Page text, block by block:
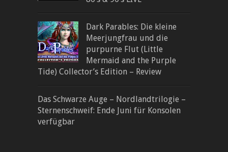
Dark Parables: Die kleine
Meerjungfrau und die
purpurne Flut (Little
Mermaid and the Purple
Tide) Collector’s Edition – Review
Das Schwarze Auge – Nordlandtrilogie –
Sternenschweif: Ende Juni für Konsolen
verfügbar